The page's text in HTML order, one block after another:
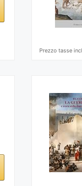
Prezzo tasse